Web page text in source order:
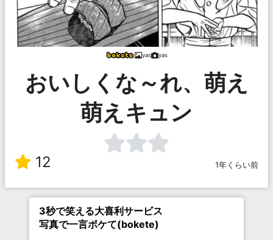
yas yas
おいしくな～れ、萌え
萌えキュン
12 1年くらい前
3秒で笑える大喜利サービス
写真で一言ボケて(bokete)